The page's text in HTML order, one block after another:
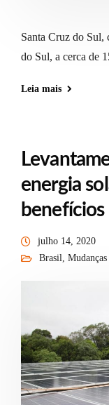
Santa Cruz do Sul,
do Sul, a cerca de
Leia mais
energia
julho 14, 2020
Brasil